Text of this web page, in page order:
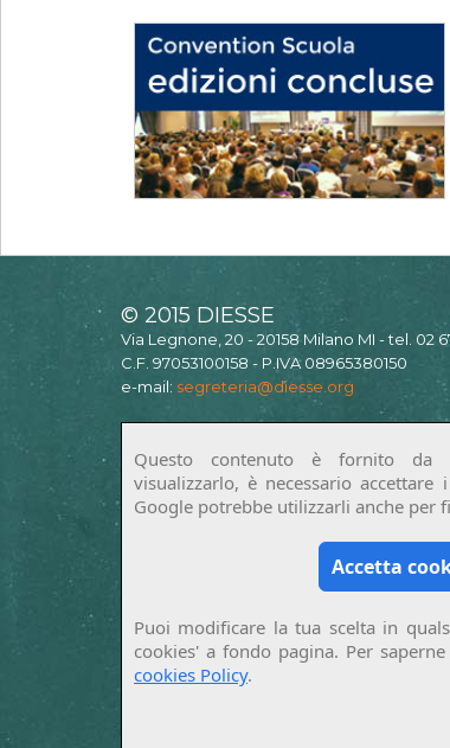
© 2015 DIESSE
Via Legnone, 20 - 20158 Milano MI - tel. 02
C.F. 97053100158 - P.IVA 08965380150
e-mail: segreteria@diesse.org
Questo contenuto è fornito da
visualizzarlo, è necessario
Google potrebbe utilizzarli anche per
Accetta
Puoi modificare la tua scelta in
cookies' a fondo pagina. Per
cookies Policy.